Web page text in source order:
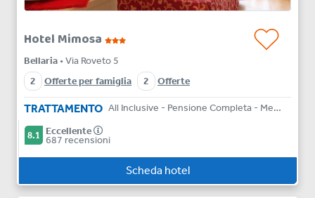
Hotel Mimosa
Bellaria • Via Roveto 5
2
Offerte per famiglia 2 Offerte
TRATTAMENTO All Inclusive - Pensione Completa - Mezza Pensione - Bed & Breakfast
8.1 Eccellente
687 recensioni
Scheda hotel